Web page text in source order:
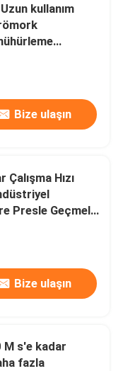
kullanım
Bize ulaşın
Hızı
Presle Geçmeli
Bize ulaşın
M s'e kadar
fazla